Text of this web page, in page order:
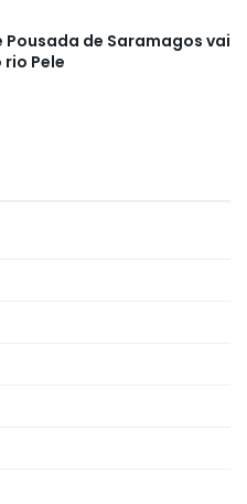
Pousada de Saramagos vai
Pele